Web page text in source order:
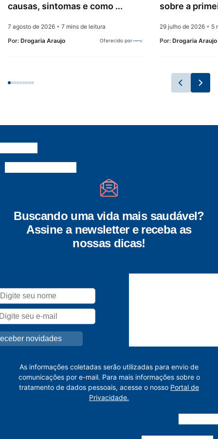
causas, sintomas e como ...
7 agosto de 2026 • 7 mins de leitura
Por: Drogaria Araujo Oferecido por
sobre a
29 julho de 2026 • 5
Por: Drogaria Araujo
Buscando uma vida mais saudável?
Assine a newsletter e receba as
nossas dicas!
As informações coletadas serão utilizadas para envio de
comunicações por e-mail. Para mais informações sobre o
tratamento de dados pessoais, acesse o nosso Portal de
Privacidade.